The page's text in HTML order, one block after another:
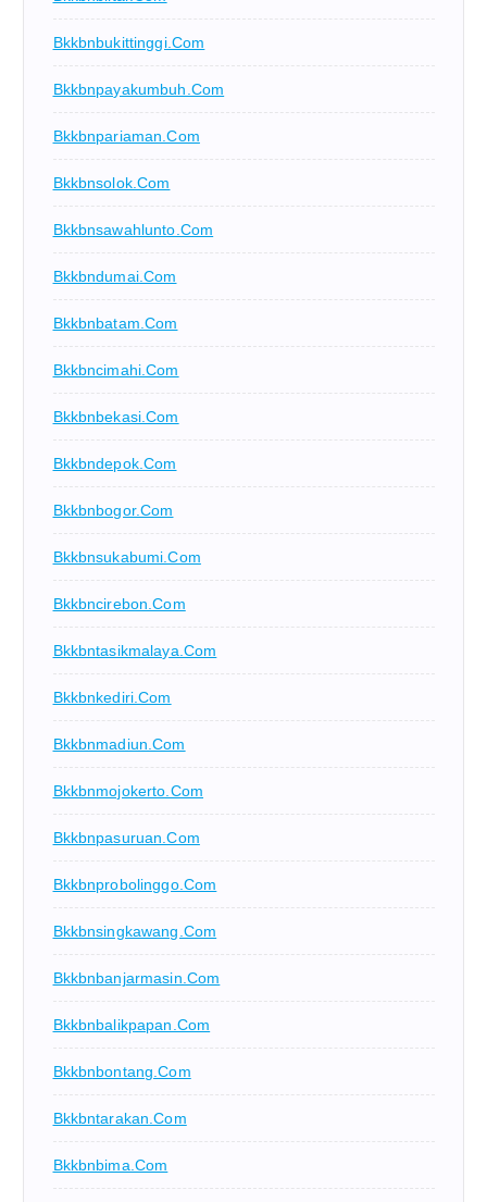
Bkkbnbukittinggi.com
Bkkbnpayakumbuh.com
Bkkbnpariaman.com
Bkkbnsolok.com
Bkkbnsawahlunto.com
Bkkbndumai.com
Bkkbnbatam.com
Bkkbncimahi.com
Bkkbnbekasi.com
Bkkbndepok.com
Bkkbnbogor.com
Bkkbnsukabumi.com
Bkkbncirebon.com
Bkkbntasikmalaya.com
Bkkbnkediri.com
Bkkbnmadiun.com
Bkkbnmojokerto.com
Bkkbnpasuruan.com
Bkkbnprobolinggo.com
Bkkbnsingkawang.com
Bkkbnbanjarmasin.com
Bkkbnbalikpapan.com
Bkkbnbontang.com
Bkkbntarakan.com
Bkkbnbima.com